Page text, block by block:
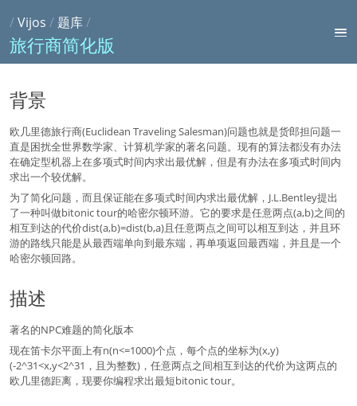
/Vijos / 题库/
旅行商简化版
背景
欧几里德旅行商(Euclidean Traveling Salesman)问题也就是货郎担问题一
直是困扰全世界数学家、计算机学家的著名问题。现有的算法都没有办法
在确定型机器上在多项式时间内求出最优解，但是有办法在多项式时间内
求出一个较优解。
为了简化问题，而且保证能在多项式时间内求出最优解，J.L.Bentley提出
了一种叫做bitonic tour的哈密尔顿环游。它的要求是任意两点(a,b)之间的
相互到达的代价dist(a,b)=dist(b,a)且任意两点之间可以相互到达，并且环
游的路线只能是从最西端单向到最东端，再单项返回最西端，并且是一个
哈密尔顿回路。
描述
著名的NPC难题的简化版本
现在笛卡尔平面上有n(n<=1000)个点，每个点的坐标为(x,y)
(-2^31<x,y<2^31，且为整数)，任意两点之间相互到达的代价为这两点的
欧几里德距离，现要你编程求出最短bitonic tour。